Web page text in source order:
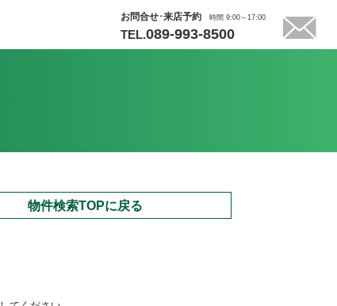
お問合せ･来店予約 時間 9:00～17:00
TEL.089-993-8500
物件検索TOPに戻る